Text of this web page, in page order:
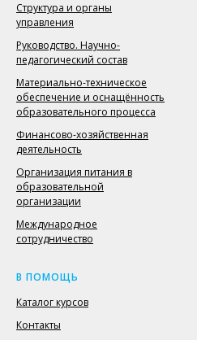
Структура и органы
управления
Руководство. Научно-
педагогический состав
Материально-техническое
обеспечение и оснащённость
образовательного процесса
Финансово-хозяйственная
деятельность
Организация питания в
образовательной
организации
Международное
сотрудничество
В ПОМОЩЬ
Каталог курсов
Контакты